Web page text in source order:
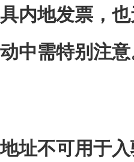
内地发票，
中需特别注
址不可用于